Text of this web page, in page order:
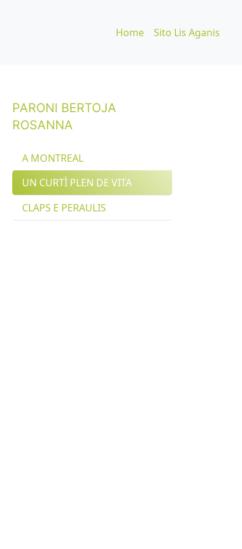
Home Sito Lis Aganis
PARONI BERTOJA
ROSANNA
A MONTREAL
UN CURTÌ PLEN DE VITA
CLAPS E PERAULIS